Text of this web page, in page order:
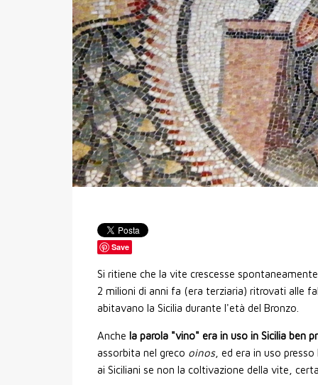
Save
Si ritiene che la vite crescesse
2 milioni di anni fa (era terziaria) ritrovati alle
abitavano la Sicilia durante l'età del Bronzo.
Anche la parola "vino" era in uso in Sicilia ben
assorbita nel greco oinos, ed era in uso
ai Siciliani se non la coltivazione della vite,